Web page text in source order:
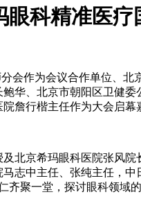
眼科精准医
作为会议合作单位、北
华、北京市朝阳区卫健
詹行楷主任作为大会启幕
京希玛眼科医院张风院
志中主任、张纯主任，
聚一堂，探讨眼科领域